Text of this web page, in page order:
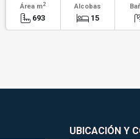
Área m2
693
Alcobas
15
UBICACIÓN Y